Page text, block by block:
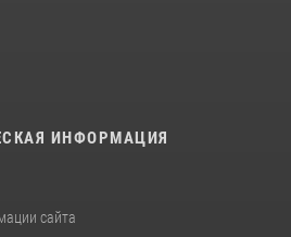
ИНФОРМАЦИЯ
сайта